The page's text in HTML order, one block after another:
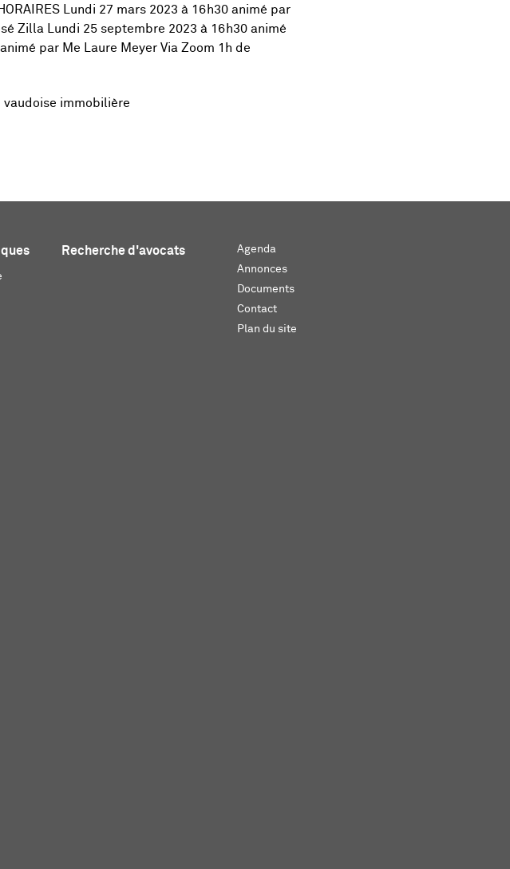
Lundi 27 mars 2023 à 16h30 animé par
Zilla Lundi 25 septembre 2023 à 16h30 animé
par Me Laure Meyer Via Zoom 1h de
vaudoise immobilière
Recherche d'avocats
Agenda
Annonces
Documents
Contact
Plan du site